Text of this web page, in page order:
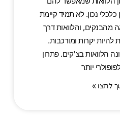
נכון. לא תמיד קיימת
מהבנקים, והלוואות דרך
להיות יקרות ומורכבות.
הלוואות בצ'קים. פתרון
יותר
לחצו »